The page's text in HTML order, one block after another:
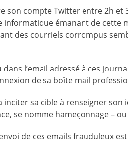
son compte Twitter entre 2h et
informatique émanant de cette
des courriels corrompus
dans l’email adressé à ces
de sa boîte mail
inciter sa cible à renseigner
se nomme hameçonnage –
de ces emails frauduleux